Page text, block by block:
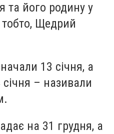
та його родину у
тобто, Щедрий
13 січня, а
– називали
на 31 грудня, а